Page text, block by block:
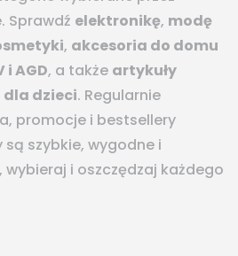
Sprawdź elektronikę, modę
, akcesoria do domu
i AGD, a także artykuły
dzieci. Regularnie
promocje i bestsellery
szybkie, wygodne i
wybieraj i oszczędzaj każdego